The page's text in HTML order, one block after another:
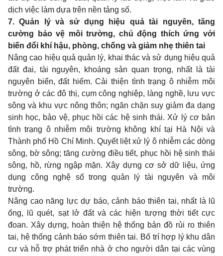
dịch việc làm dựa trên nền tảng số.
7. Quản lý và sử dụng hiệu quả tài nguyên, tăng
cường bảo vệ môi trường, chủ động thích ứng với
biến đổi khí hậu, phòng, chống và giảm nhẹ thiên tai
Nâng cao hiệu quả quản lý, khai thác và sử dụng hiệu quả
đất đai, tài nguyên, khoáng sản quan trọng, nhất là tài
nguyên biển, đất hiếm. Cải thiện tình trạng ô nhiễm môi
trường ở các đô thị, cụm công nghiệp, làng nghề, lưu vực
sông và khu vực nông thôn; ngăn chặn suy giảm đa dạng
sinh học, bảo vệ, phục hồi các hệ sinh thái. Xử lý cơ bản
tình trạng ô nhiễm môi trường không khí tại Hà Nội và
Thành phố Hồ Chí Minh. Quyết liệt xử lý ô nhiễm các dòng
sông, bờ sông; tăng cường điều tiết, phục hồi hệ sinh thái
sông, hồ, rừng ngập mặn. Xây dựng cơ sở dữ liệu, ứng
dụng công nghệ số trong quản lý tài nguyên và môi
trường.
Nâng cao năng lực dự báo, cảnh báo thiên tai, nhất là lũ
ống, lũ quét, sạt lở đất và các hiện tượng thời tiết cực
đoan. Xây dựng, hoàn thiện hệ thống bản đồ rủi ro thiên
tai, hệ thống cảnh báo sớm thiên tai. Bố trí hợp lý khu dân
cư và hỗ trợ phát triển nhà ở cho người dân tại các vùng